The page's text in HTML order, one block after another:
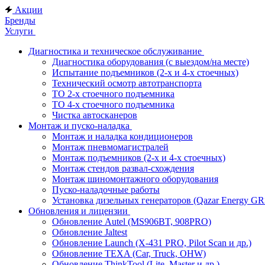
Акции
Бренды
Услуги
Диагностика и техническое обслуживание
Диагностика оборудования (с выездом/на месте)
Испытание подъемников (2-х и 4-х стоечных)
Технический осмотр автотранспорта
ТО 2-х стоечного подъемника
ТО 4-х стоечного подъемника
Чистка автосканеров
Монтаж и пуско-наладка
Монтаж и наладка кондиционеров
Монтаж пневмомагистралей
Монтаж подъемников (2-х и 4-х стоечных)
Монтаж стендов развал-схождения
Монтаж шиномонтажного оборудования
Пуско-наладочные работы
Установка дизельных генераторов (Qazar Energy
Обновления и лицензии
Обновление Autel (MS906BT, 908PRO)
Обновление Jaltest
Обновление Launch (X-431 PRO, Pilot Scan и др.)
Обновление TEXA (Car, Truck, OHW)